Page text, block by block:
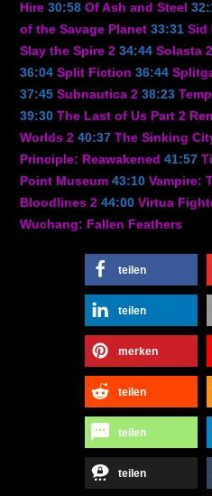
Hire 30:58 Of Ash and Steel
of the Savage Planet 33:31 Sid
Slay the Spire 2 34:44 Solasta 2
36:04 Split Fiction 36:44
37:45 Subnautica 2 38:23
39:30 The Last of Us Part 2
Worlds 2 40:37 The Sinking
Principle: Reawakened 41:57
Point Museum 43:10 Vampire:
Bloodlines 2 44:00 Virtua
Wuchang: Fallen Feathers
teilen
teilen
merken
teilen
teilen
teilen